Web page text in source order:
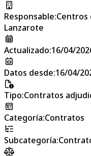
Responsable:Centros
Lanzarote
Actualizado:16/04/
Datos desde:16/04/
Tipo:Contratos
Categoría:Contratos
Subcategoría: